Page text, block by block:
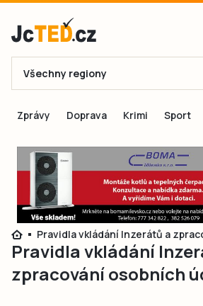
E-mail
Přihlásit se
Přihlásit se přes
Ještě nemám účet, chci se
Všechny regiony
Zprávy Doprava Krimi Sport
Pravidla vkládání Inzerátů a
Pravidla vkládání
zpracování osobních